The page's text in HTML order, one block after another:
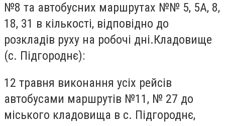
№8 та автобусних маршрутах №№ 5, 5А, 8,
18, 31 в кількості, відповідно до
розкладів руху на робочі дні.Кладовище
(с. Підгороднє):
12 травня виконання усіх рейсів
автобусами маршрутів №11, № 27 до
міського кладовища в с. Підгороднє,